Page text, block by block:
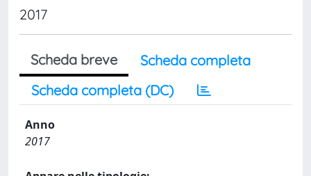
2017
Scheda breve
Scheda completa
Scheda completa (DC)
Anno
2017